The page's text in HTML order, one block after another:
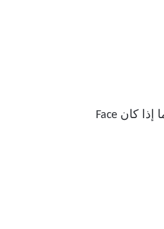
عندما يتوقف Face ID عن العمل مع أي تطبيق على iPhone الخاص بك ، يجب أن تكون خطوتك الأولى هي التحقق مما إذا كان Face